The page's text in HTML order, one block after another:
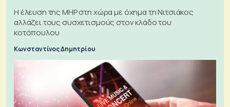
H έλευση της MHP στη χώρα με όχημα τη Νιτσιάκος
αλλάζει τους συσχετισμούς στον κλάδο του
κοτόπουλου
Κωνσταντίνος Δημητρίου